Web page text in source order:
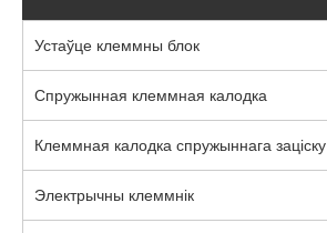
Устаўце клеммны блок
Спружынная клеммная калодка
Клеммная калодка спружыннага заціску
Электрычны клеммнік